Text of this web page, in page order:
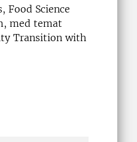
Food Science
med temat
Transition with